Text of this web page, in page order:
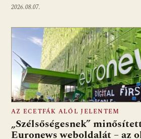
2026.08.07.
AZ ECETFÁK ALÓL JELENTEM
„Szélsőségesnek”
Euronews weboldalát – az